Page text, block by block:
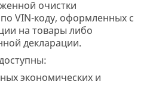
очистки
VIN-коду, оформленных с
на товары либо
декларации.
экономических и